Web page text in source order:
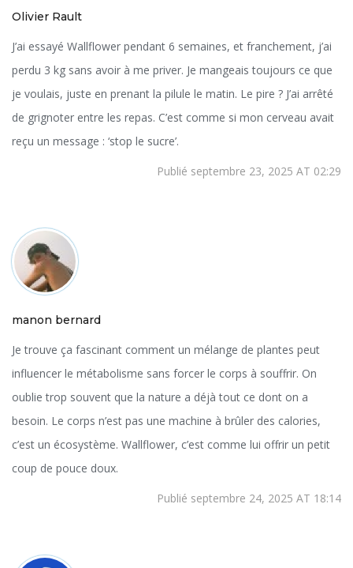
Olivier Rault
J’ai essayé Wallflower pendant 6 semaines, et franchement, j’ai
perdu 3 kg sans avoir à me priver. Je mangeais toujours ce que
je voulais, juste en prenant la pilule le matin. Le pire ? J’ai arrêté
de grignoter entre les repas. C’est comme si mon cerveau avait
reçu un message : ‘stop le sucre’.
Publié septembre 23, 2025 AT 02:29
manon bernard
Je trouve ça fascinant comment un mélange de plantes peut
influencer le métabolisme sans forcer le corps à souffrir. On
oublie trop souvent que la nature a déjà tout ce dont on a
besoin. Le corps n’est pas une machine à brûler des calories,
c’est un écosystème. Wallflower, c’est comme lui offrir un petit
coup de pouce doux.
Publié septembre 24, 2025 AT 18:14